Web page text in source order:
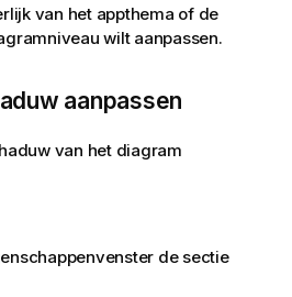
van het appthema of de
wilt aanpassen.
aanpassen
van het diagram
de sectie